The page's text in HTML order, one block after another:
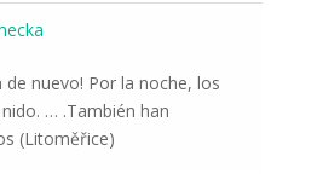
de nuevo! Por la noche, los
… .También han
(Litoměřice)